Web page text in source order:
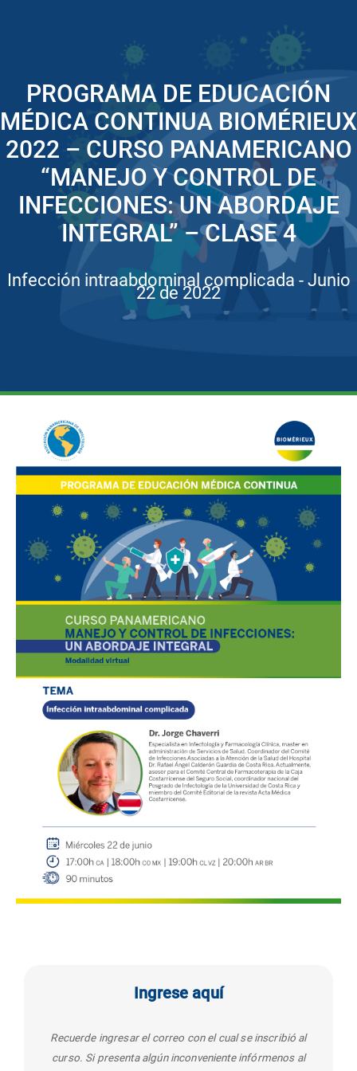
PROGRAMA DE EDUCACIÓN
MÉDICA CONTINUA BIOMÉRIEUX
2022 – CURSO PANAMERICANO
“MANEJO Y CONTROL DE
INFECCIONES: UN ABORDAJE
INTEGRAL” – CLASE 4
Infección intraabdominal complicada - Junio
22 de 2022
Ingrese aquí
Recuerde ingresar el correo con el cual se inscribió al
curso. Si presenta algún inconveniente infórmenos al